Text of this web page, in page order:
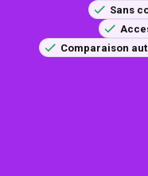
Sans
Comparaison